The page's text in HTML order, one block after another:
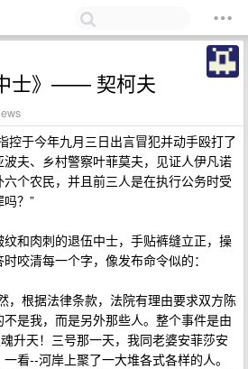
士》—— 契柯夫
控于今年九月三日出言冒犯并动手殴打了
夫、乡村警察叶菲莫夫，见证人伊凡诺
个农民，并且前三人是在执行公务时受
？”
和肉刺的退伍中士，手贴裤缝立正，操
咬清每一个字，像发布命令似的：
，根据法律条款，法院有理由要求双方陈
是我，而是另外那些人。整个事件是由
升天！三号那一天，我同老婆安菲莎安
看--河岸上聚了一大堆各式各样的人。